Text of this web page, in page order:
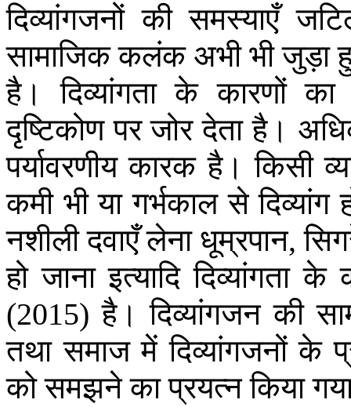
दिव्यांगजनों की समस्याएँ
सामाजिक कलंक अभी भी जुड़ा
है।
दिव्यांगता के कारणों का
दृष्टिकोण पर जोर देता है।
पर्यावरणीय कारक है। किसी
कमी भी या गर्भकाल से दिव्यांग
नशीली दवाएँ लेना धूम्रपान,
हो जाना इत्यादि दिव्यांगता के
(2015) है। दिव्यांगजन की
तथा समाज में दिव्यांगजनों के
को समझने का प्रयत्न किया